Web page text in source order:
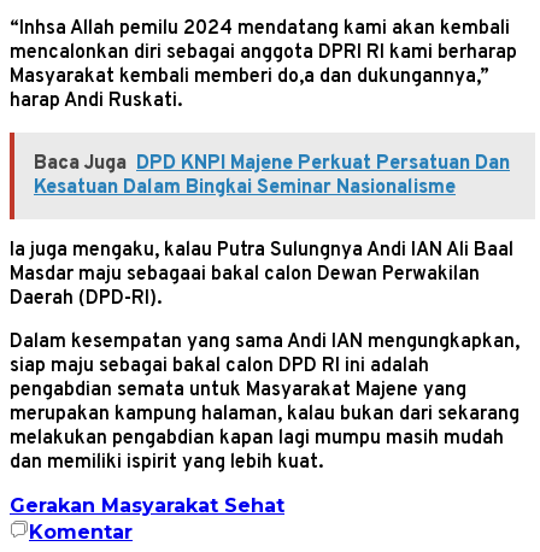
“Inhsa Allah pemilu 2024 mendatang kami akan kembali
mencalonkan diri sebagai anggota DPRI RI kami berharap
Masyarakat kembali memberi do,a dan dukungannya,”
harap Andi Ruskati.
Baca Juga DPD KNPI Majene Perkuat Persatuan Dan
Kesatuan Dalam Bingkai Seminar Nasionalisme
Ia juga mengaku, kalau Putra Sulungnya Andi IAN Ali Baal
Masdar maju sebagaai bakal calon Dewan Perwakilan
Daerah (DPD-RI).
Dalam kesempatan yang sama Andi IAN mengungkapkan,
siap maju sebagai bakal calon DPD RI ini adalah
pengabdian semata untuk Masyarakat Majene yang
merupakan kampung halaman, kalau bukan dari sekarang
melakukan pengabdian kapan lagi mumpu masih mudah
dan memiliki ispirit yang lebih kuat.
Gerakan Masyarakat Sehat
Komentar